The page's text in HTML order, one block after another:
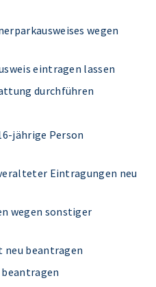
wegen
eintragen lassen
durchführen
jährige Person
Eintragungen neu
wegen sonstiger
neu beantragen